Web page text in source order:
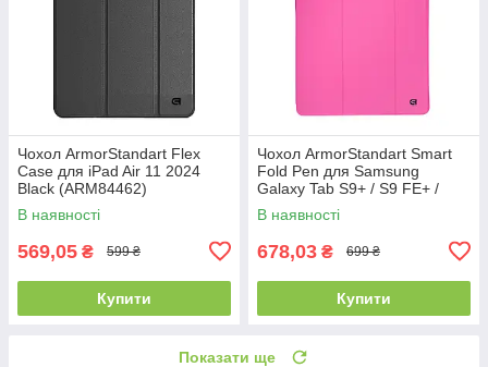
Чохол ArmorStandart Flex
Case для iPad Air 11 2024
Black (ARM84462)
В наявності
569,05 ₴ 599 ₴
Купити
Чохол ArmorStandart Smart
Fold Pen для Samsung
Galaxy Tab S9+ / S9 FE+ /
S10+ Rose Red (ARM75008)
В наявності
678,03 ₴ 699 ₴
Купити
Показати ще